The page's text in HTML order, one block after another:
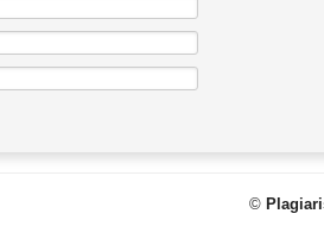
©